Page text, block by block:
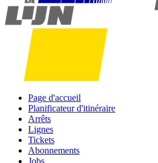
Page d'accueil
Planificateur d'itinéraire
Arrêts
Lignes
Tickets
Abonnements
Jobs